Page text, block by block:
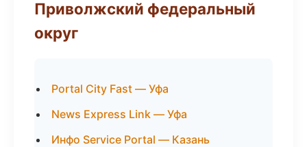
Приволжский федеральный
округ
Portal City Fast — Уфа
News Express Link — Уфа
Инфо Service Portal — Казань